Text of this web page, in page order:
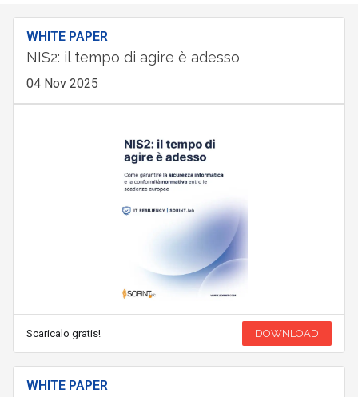
WHITE PAPER
NIS2: il tempo di agire è adesso
04 Nov 2025
Scaricalo gratis! DOWNLOAD
WHITE PAPER